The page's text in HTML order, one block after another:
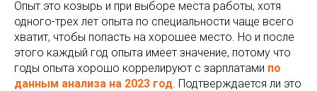
Опыт это козырь и при выборе места работы, хотя
одного-трех лет опыта по специальности чаще всего
хватит, чтобы попасть на хорошее место. Но и после
этого каждый год опыта имеет значение, потому что
годы опыта хорошо коррелируют с зарплатами по
данным анализа на 2023 год . Подтверждается ли это